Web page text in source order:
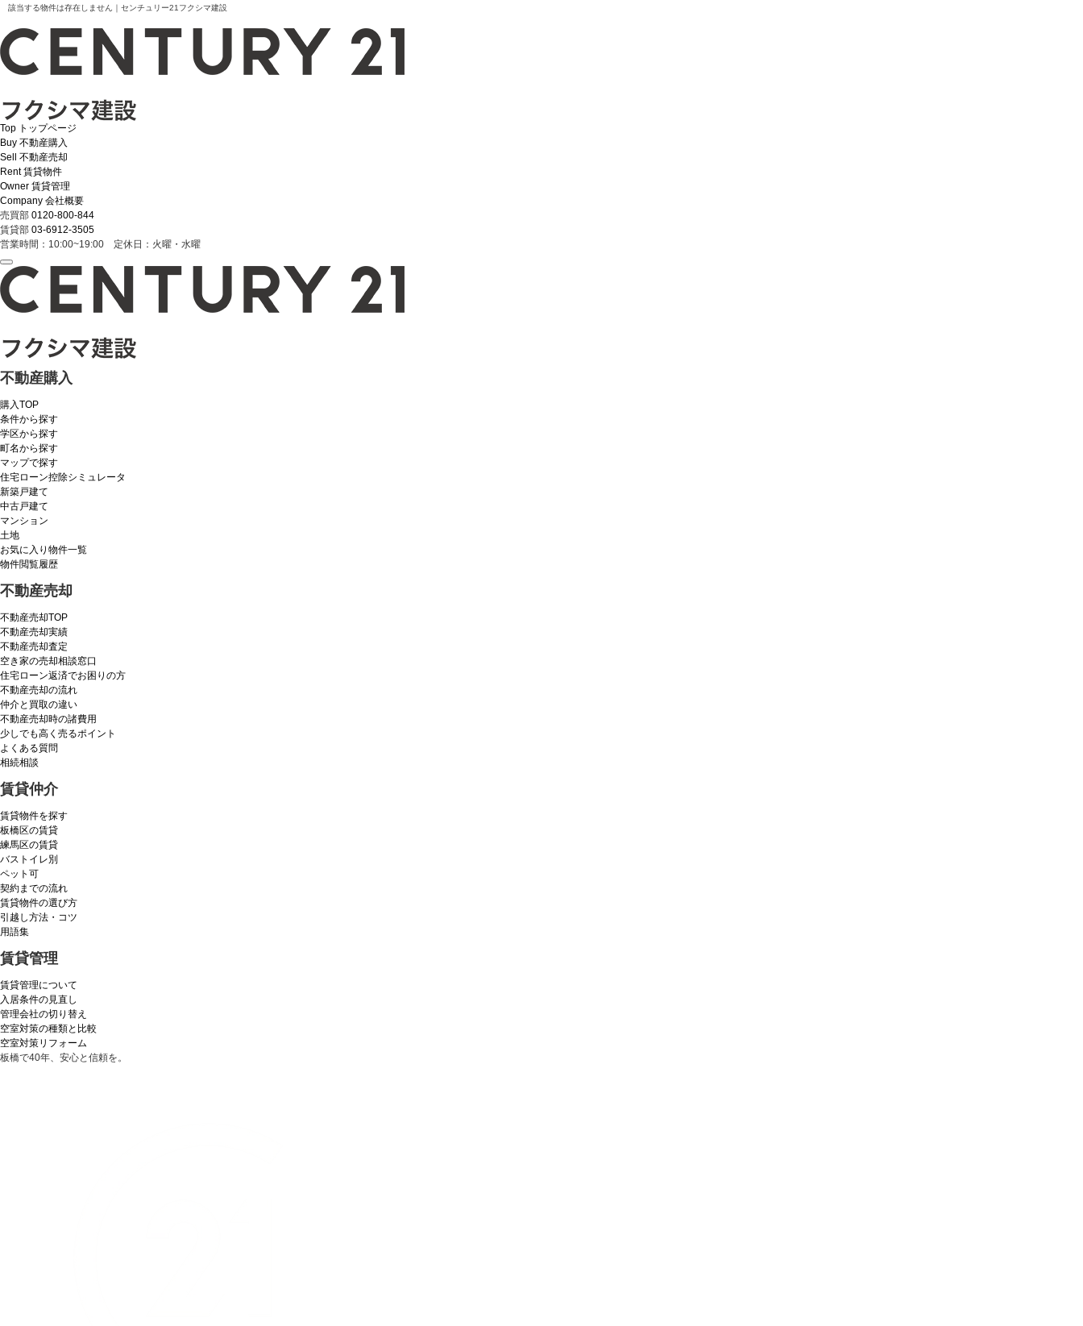
該当する物件は存在しません｜センチュリー21フクシマ建設
Top トップページ
Buy 不動産購入
Sell
不動産売却
Rent 賃貸物件
Owner 賃貸管理
Company 会社概要
売買部 0120-800-844
賃貸部 03-6912-3505
営業時間：10:00~19:00 定休日：火曜・水曜
不動産購入
購入TOP
条件から探す
学区から探す
町名から探す
マップで探す
住宅ローン控除シミュレータ
新築戸建て
中古戸建て
マンション
土地
お気に入り物件一覧
物件閲覧履歴
不動産売却
不動産売却TOP
不動産売却実績
不動産売却査定
空き家の売却相談窓口
住宅ローン返済でお困りの方
不動産売却の流れ
仲介と買取の違い
不動産売却時の諸費用
少しでも高く売るポイント
よくある質問
相続相談
賃貸仲介
賃貸物件を探す
板橋区の賃貸
練馬区の賃貸
バストイレ別
ペット可
契約までの流れ
賃貸物件の選び方
引越し方法・コツ
用語集
賃貸管理
賃貸管理について
入居条件の見直し
管理会社の切り替え
空室対策の種類と比較
空室対策リフォーム
板橋で40年、安心と信頼を。